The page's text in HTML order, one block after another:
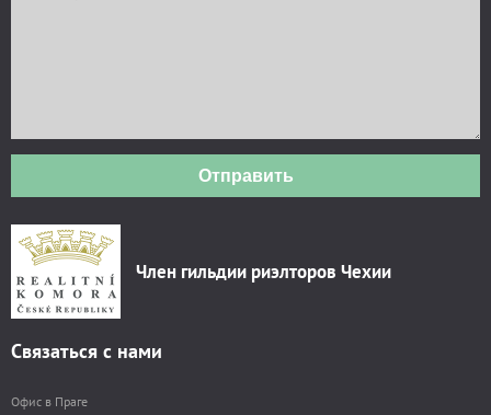
Отправить
Член гильдии риэлторов Чехии
Связаться с нами
Офис в Праге